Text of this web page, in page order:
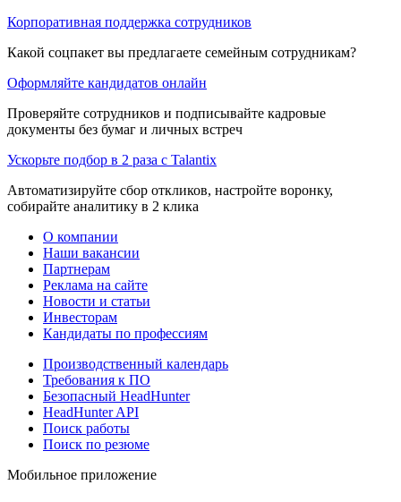
Корпоративная поддержка сотрудников
Какой соцпакет вы предлагаете семейным сотрудникам?
Оформляйте кандидатов онлайн
Проверяйте сотрудников и подписывайте кадровые
документы без бумаг и личных встреч
Ускорьте подбор в 2 раза с Talantix
Автоматизируйте сбор откликов, настройте воронку,
собирайте аналитику в 2 клика
О компании
Наши вакансии
Партнерам
Реклама на сайте
Новости и статьи
Инвесторам
Кандидаты по профессиям
Производственный календарь
Требования к ПО
Безопасный HeadHunter
HeadHunter API
Поиск работы
Поиск по резюме
Мобильное приложение